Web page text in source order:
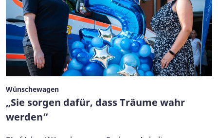
Wünschewagen
„Sie sorgen dafür, dass Träume wahr
werden“